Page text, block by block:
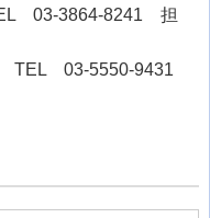
03-3864-8241 担
TEL 03-5550-9431